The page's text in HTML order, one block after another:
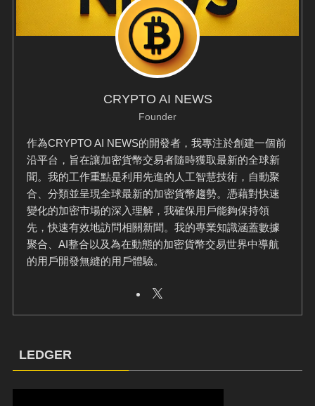
CRYPTO AI NEWS
Founder
作為CRYPTO AI NEWS的開發者，我專注於創建一個前
沿平台，旨在讓加密貨幣交易者隨時獲取最新的全球新
聞。我的工作重點是利用先進的人工智慧技術，自動聚
合、分類並呈現全球最新的加密貨幣趨勢。憑藉對快速
變化的加密市場的深入理解，我確保用戶能夠保持領
先，快速有效地訪問相關新聞。我的專業知識涵蓋數據
聚合、AI整合以及為在動態的加密貨幣交易世界中導航
的用戶開發無縫的用戶體驗。
LEDGER